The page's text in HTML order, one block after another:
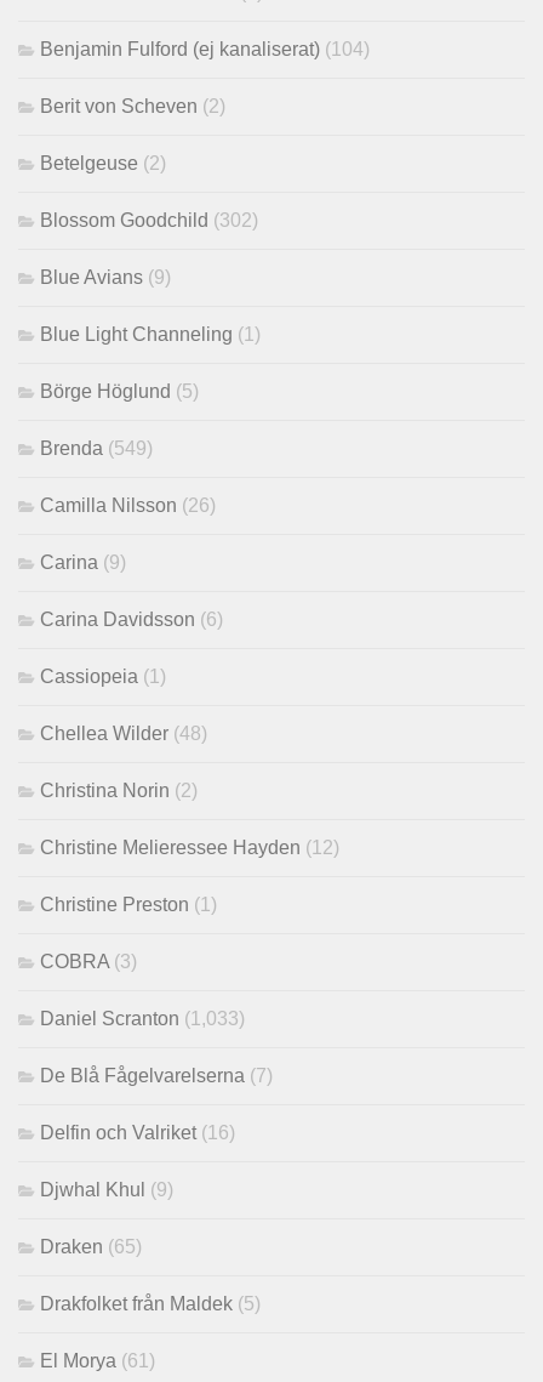
Benjamin Fulford (ej kanaliserat) (104)
Berit von Scheven (2)
Betelgeuse (2)
Blossom Goodchild (302)
Blue Avians (9)
Blue Light Channeling (1)
Börge Höglund (5)
Brenda (549)
Camilla Nilsson (26)
Carina (9)
Carina Davidsson (6)
Cassiopeia (1)
Chellea Wilder (48)
Christina Norin (2)
Christine Melieressee Hayden (12)
Christine Preston (1)
COBRA (3)
Daniel Scranton (1,033)
De Blå Fågelvarelserna (7)
Delfin och Valriket (16)
Djwhal Khul (9)
Draken (65)
Drakfolket från Maldek (5)
El Morya (61)